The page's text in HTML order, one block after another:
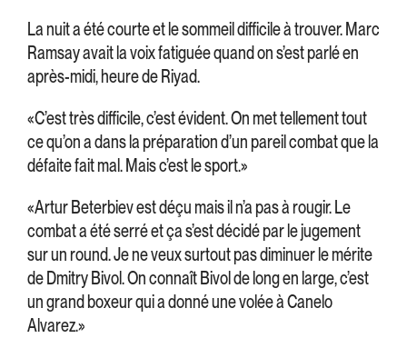
La nuit a été courte et le sommeil difficile à trouver. Marc
Ramsay avait la voix fatiguée quand on s’est parlé en
après-midi, heure de Riyad.
«C’est très difficile, c’est évident. On met tellement tout
ce qu’on a dans la préparation d’un pareil combat que la
défaite fait mal. Mais c’est le sport.»
«Artur Beterbiev est déçu mais il n’a pas à rougir. Le
combat a été serré et ça s’est décidé par le jugement
sur un round. Je ne veux surtout pas diminuer le mérite
de Dmitry Bivol. On connaît Bivol de long en large, c’est
un grand boxeur qui a donné une volée à Canelo
Alvarez.»